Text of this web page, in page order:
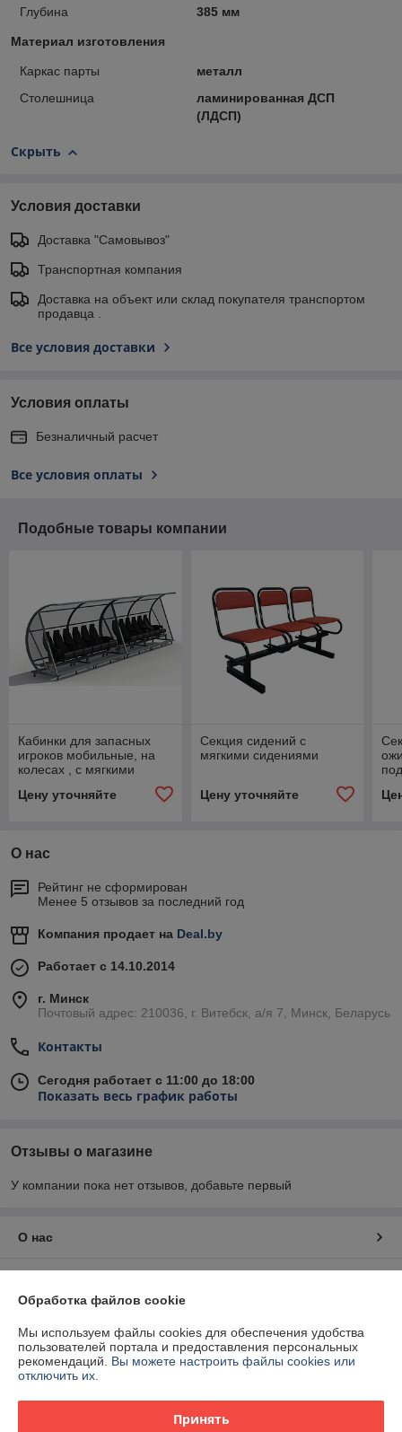
Глубина
385 мм
Материал изготовления
Каркас парты
металл
Столешница
ламинированная ДСП
(ЛДСП)
Скрыть
Условия доставки
Доставка "Самовывоз"
Транспортная компания
Доставка на объект или склад покупателя транспортом
продавца .
Все условия доставки
Условия оплаты
Безналичный расчет
Все условия оплаты
Подобные товары компании
Кабинки для запасных
игроков мобильные, на
колесах , с мягкими
защитными элементами
Цену уточняйте
Секция сидений с
мягкими сидениями
Цену уточняйте
О нас
Рейтинг не сформирован
Менее 5 отзывов за последний год
Компания продает на Deal.by
Работает с 14.10.2014
г. Минск
Почтовый адрес: 210036, г. Витебск, а/я 7, Минск, Беларусь
Контакты
Сегодня работает с 11:00 до 18:00
Показать весь график работы
Отзывы о магазине
У компании пока нет отзывов, добавьте первый
О нас
График работы
Полная версия сайта
Обработка файлов cookie
Мы используем файлы cookies для обеспечения удобства
пользователей портала и предоставления персональных
рекомендаций. Вы можете настроить файлы cookies или
отключить их.
Принять